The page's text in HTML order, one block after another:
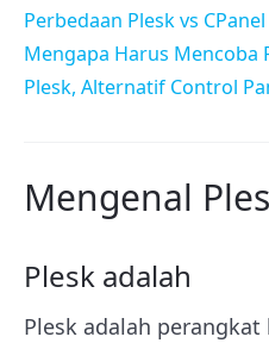
Perbedaan Plesk vs CPanel
Mengapa Harus Mencoba
Plesk, Alternatif Control
Mengenal
Plesk adalah
Plesk adalah perangkat